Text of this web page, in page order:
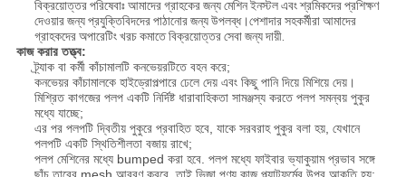
বিক্রয়োত্তর পরিষেবাঃ আমাদের গ্রাহকের জন্য মেশিন ইনস্টল এবং শ্রমিকদের প্রশিক্ষণ
দেওয়ার জন্য প্রযুক্তিবিদদের পাঠানোর জন্য উপলব্ধ।পেশাদার সহকর্মীরা আমাদের
গ্রাহকদের অপারেটিং খরচ কমাতে বিক্রয়োত্তর সেবা জন্য দায়ী.
কাজ করার তত্ত্ব:
ট্র্যাক বা কর্মী কাঁচামালটি কনভেয়রটিতে বহন করে;
কনভেয়র কাঁচামালকে হাইড্রোপল্পারে ঢেলে দেয় এবং কিছু পানি দিয়ে মিশিয়ে দেয়।
মিশ্রিত কাগজের পলপ একটি নির্দিষ্ট ধারাবাহিকতা সামঞ্জস্য করতে পলপ সমন্বয় পুকুর
মধ্যে যাচ্ছে;
এর পর পলপটি দ্বিতীয় পুকুরে প্রবাহিত হবে, যাকে সরবরাহ পুকুর বলা হয়, যেখানে
পলপটি একটি স্থিতিশীলতা বজায় রাখে;
পলপ মেশিনের মধ্যে bumped করা হবে. পলপ মধ্যে ফাইবার ভ্যাকুয়াম প্রভাব সঙ্গে